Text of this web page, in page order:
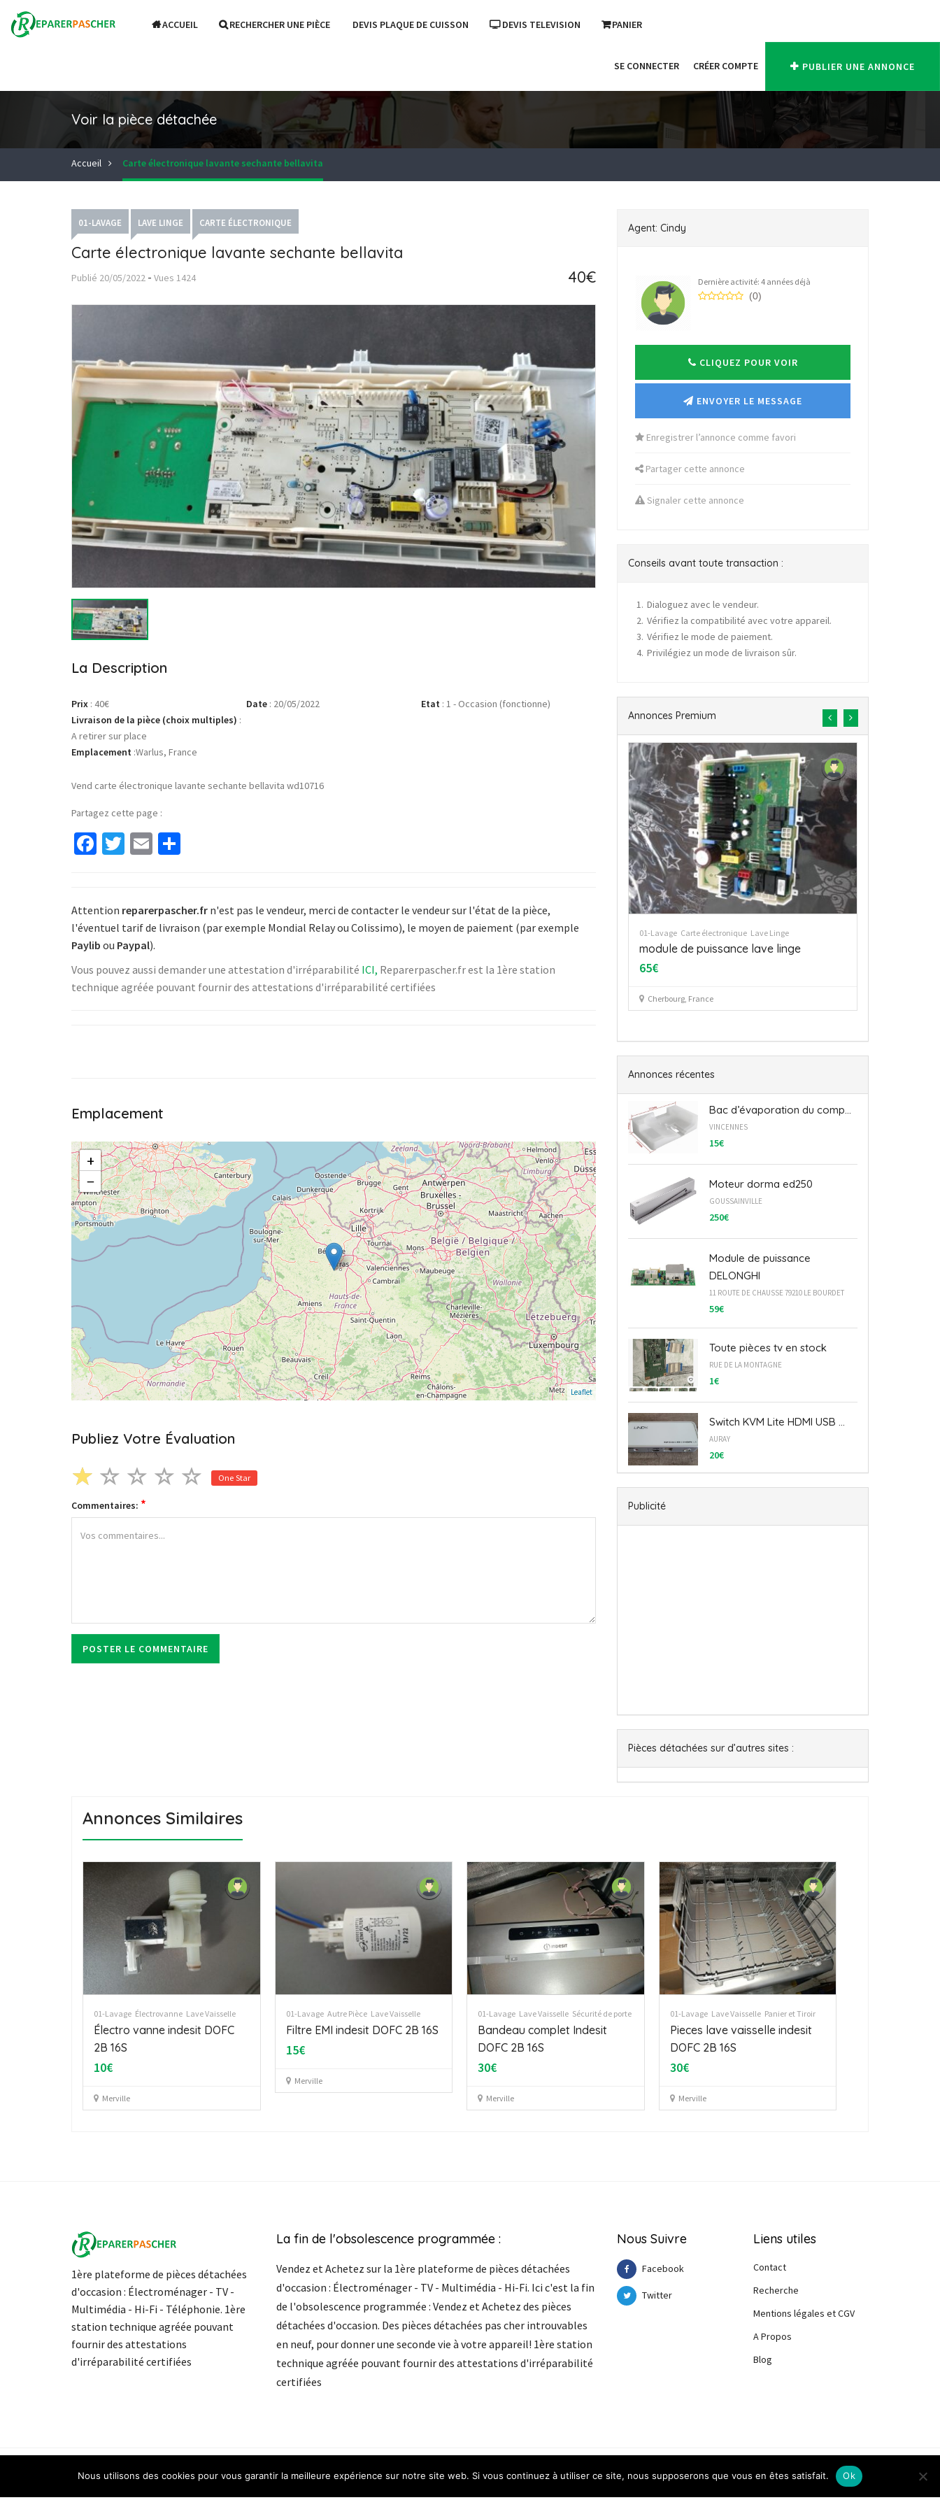
ACCUEIL RECHERCHER UNE PIÈCE DEVIS PLAQUE DE CUISSON DEVIS TELEVISION PANIER
SE CONNECTER CRÉER COMPTE PUBLIER UNE ANNONCE
Voir la pièce détachée
Accueil Carte électronique lavante sechante bellavita
01-LAVAGE LAVE LINGE CARTE ÉLECTRONIQUE
Carte électronique lavante sechante bellavita
40€
Publié 20/05/2022 - Vues 1424
La Description
Prix : 40€ Date : 20/05/2022 Etat : 1 - Occasion (fonctionne)
Livraison de la pièce (choix multiples) :
A retirer sur place
Emplacement :Warlus, France
Vend carte électronique lavante sechante bellavita wd10716
Partagez cette page :
Facebook
Twitter
Email
Attention reparerpascher.fr n'est pas le vendeur, merci de contacter le vendeur sur l'état de la pièce,
l'éventuel tarif de livraison (par exemple Mondial Relay ou Colissimo), le moyen de paiement (par exemple
Paylib ou Paypal).
Vous pouvez aussi demander une attestation d'irréparabilité ICI, Reparerpascher.fr est la 1ère station
technique agréée pouvant fournir des attestations d'irréparabilité certifiées
Emplacement
+
−
Leaflet
Publiez Votre Évaluation
One Star
Commentaires: *
Agent: Cindy
Dernière activité: 4 années déjà
(0)
CLIQUEZ POUR VOIR
ENVOYER LE MESSAGE
Enregistrer l’annonce comme favori
Partager cette annonce
Signaler cette annonce
Conseils avant toute transaction :
Dialoguez avec le vendeur.
Vérifiez la compatibilité avec votre appareil.
Vérifiez le mode de paiement.
Privilégiez un mode de livraison sûr.
Annonces Premium
Sèche Linge
pour sèche linge
01-Lavage Lave Linge Pompe de vidange
15€
01-Lavage Carte électronique Lave Linge
65€
01-Lavage Carte électronique Sèche Linge
Carte de puissance pour sèche linge
Electrolux ADC67555W
Annonces récentes
Bac d’évaporation du comp...
VINCENNES
15€
Moteur dorma ed250
GOUSSAINVILLE
250€
Module de puissance
DELONGHI
11 ROUTE DE CHAUSSE 79210 LE BOURDET
59€
Toute pièces tv en stock
RUE DE LA MONTAGNE
1€
Switch KVM Lite HDMI USB ...
AURAY
20€
Publicité
Pièces détachées sur d’autres sites :
Annonces Similaires
01-Lavage Électrovanne Lave Vaisselle
Électro vanne indesit DOFC
2B 16S
10€
Merville
01-Lavage Autre Pièce Lave Vaisselle
Filtre EMI indesit DOFC 2B 16S
15€
Merville
01-Lavage Lave Vaisselle Sécurité de porte
Bandeau complet Indesit
DOFC 2B 16S
30€
Merville
01-Lavage Lave Vaisselle Panier et Tiroir
Pieces lave vaisselle indesit
DOFC 2B 16S
30€
Merville
1ère plateforme de pièces détachées
d'occasion : Électroménager - TV -
Multimédia - Hi-Fi - Téléphonie. 1ère
station technique agréée pouvant
fournir des attestations
d'irréparabilité certifiées
La fin de l'obsolescence programmée :
Vendez et Achetez sur la 1ère plateforme de pièces détachées
d'occasion : Électroménager - TV - Multimédia - Hi-Fi. Ici c'est la fin
de l'obsolescence programmée : Vendez et Achetez des pièces
détachées d'occasion. Des pièces détachées pas cher introuvables
en neuf, pour donner une seconde vie à votre appareil! 1ère station
technique agréée pouvant fournir des attestations d'irréparabilité
certifiées
Nous Suivre
Facebook
Twitter
Liens utiles
Contact
Recherche
Mentions légales et CGV
A Propos
Blog
Copyright 2017 - 2026 ©reparerpascher.fr All RightsReserved.
Nous utilisons des cookies pour vous garantir la meilleure expérience sur notre site web. Si vous continuez à utiliser ce site, nous supposerons que vous en êtes satisfait. Ok